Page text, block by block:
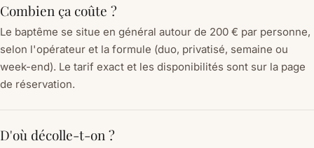
Combien ça coûte ?
Le baptême se situe en général autour de 200 € par personne,
selon l'opérateur et la formule (duo, privatisé, semaine ou
week-end). Le tarif exact et les disponibilités sont sur la page
de réservation.
D'où décolle-t-on ?